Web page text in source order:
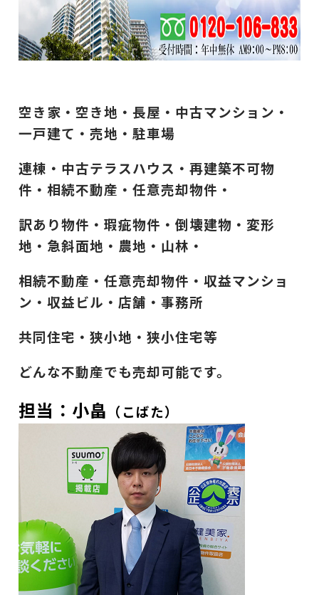
空き家・空き地・長屋・中古マンション・
一戸建て・売地・駐車場
連棟・中古テラスハウス・再建築不可物
件・相続不動産・任意売却物件・
訳あり物件・瑕疵物件・倒壊建物・変形
地・急斜面地・農地・山林・
相続不動産・任意売却物件・収益マンショ
ン・収益ビル・店舗・事務所
共同住宅・狭小地・狭小住宅等
どんな不動産でも売却可能です。
担当：小畠 （こばた）